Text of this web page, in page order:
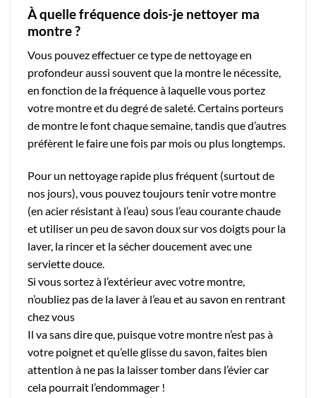
À quelle fréquence dois-je nettoyer ma
montre ?
Vous pouvez effectuer ce type de nettoyage en
profondeur aussi souvent que la montre le nécessite,
en fonction de la fréquence à laquelle vous portez
votre montre et du degré de saleté. Certains porteurs
de montre le font chaque semaine, tandis que d’autres
préfèrent le faire une fois par mois ou plus longtemps.
Pour un nettoyage rapide plus fréquent (surtout de
nos jours), vous pouvez toujours tenir votre montre
(en acier résistant à l’eau) sous l’eau courante chaude
et utiliser un peu de savon doux sur vos doigts pour la
laver, la rincer et la sécher doucement avec une
serviette douce.
Si vous sortez à l’extérieur avec votre montre,
n’oubliez pas de la laver à l’eau et au savon en rentrant
chez vous
Il va sans dire que, puisque votre montre n’est pas à
votre poignet et qu’elle glisse du savon, faites bien
attention à ne pas la laisser tomber dans l’évier car
cela pourrait l’endommager !